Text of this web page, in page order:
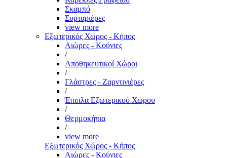
Σκαμπό
Συρταριέρες
view more
Εξωτερικός Χώρος - Κήπος
Αιώρες - Κούνιες
/
Αποθηκευτικοί Χώροι
/
Γλάστρες - Ζαρντινιέρες
/
Έπιπλα Εξωτερικού Χώρου
/
Θερμοκήπια
/
view more
Εξωτερικός Χώρος - Κήπος
Αιώρες - Κούνιες